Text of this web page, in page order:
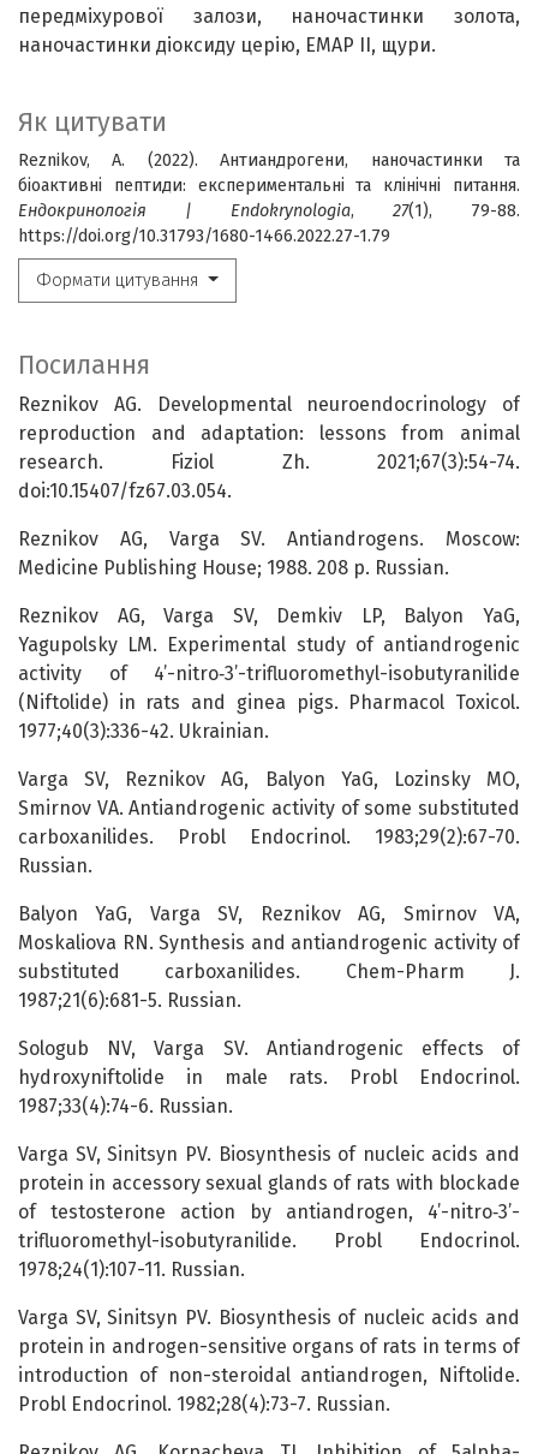
передміхурової залози, наночастинки золота,
наночастинки діоксиду церію, EMAP II, щури.
Як цитувати
Reznikov, A. (2022). Антиандрогени, наночастинки та
біоактивні пептиди: експериментальні та клінічні питання.
Ендокринологія | Endokrynologia, 27(1), 79-88.
https://doi.org/10.31793/1680-1466.2022.27-1.79
Формати цитування
Посилання
Reznikov AG. Developmental neuroendocrinology of
reproduction and adaptation: lessons from animal
research. Fiziol Zh. 2021;67(3):54-74.
doi:10.15407/fz67.03.054.
Reznikov AG, Varga SV. Antiandrogens. Moscow:
Medicine Publishing House; 1988. 208 p. Russian.
Reznikov AG, Varga SV, Demkiv LP, Balyon YaG,
Yagupolsky LM. Experimental study of antiandrogenic
activity of 4’-nitro‑3’-trifluoromethyl-isobutyranilide
(Niftolide) in rats and ginea pigs. Pharmacol Toxicol.
1977;40(3):336-42. Ukrainian.
Varga SV, Reznikov AG, Balyon YaG, Lozinsky MO,
Smirnov VA. Antiandrogenic activity of some substituted
carboxanilides. Probl Endocrinol. 1983;29(2):67-70.
Russian.
Balyon YaG, Varga SV, Reznikov AG, Smirnov VA,
Moskaliova RN. Synthesis and antiandrogenic activity of
substituted carboxanilides. Chem-Pharm J.
1987;21(6):681-5. Russian.
Sologub NV, Varga SV. Antiandrogenic effects of
hydroxyniftolide in male rats. Probl Endocrinol.
1987;33(4):74-6. Russian.
Varga SV, Sinitsyn PV. Biosynthesis of nucleic acids and
protein in accessory sexual glands of rats with blockade
of testosterone action by antiandrogen, 4’-nitro‑3’-
trifluoromethyl-isobutyranilide. Probl Endocrinol.
1978;24(1):107-11. Russian.
Varga SV, Sinitsyn PV. Biosynthesis of nucleic acids and
protein in androgen-sensitive organs of rats in terms of
introduction of non-steroidal antiandrogen, Niftolide.
Probl Endocrinol. 1982;28(4):73-7. Russian.